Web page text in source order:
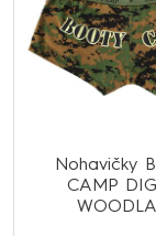
Nohavičky
CAMP